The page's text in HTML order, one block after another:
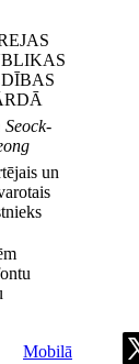
Seock-
un
Mobilā